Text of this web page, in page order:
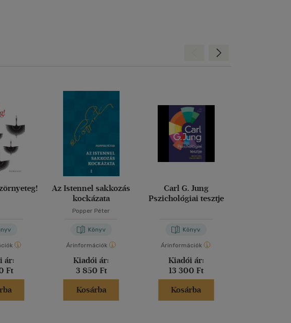
ár:
Ft
Az Istennel sakkozás
kockázata
Popper Péter
Könyv
Árinformációk
Kiadói ár:
3 850 Ft
Kosárba
Carl G. Jung
Pszichológiai tesztje
Könyv
Árinformációk
Kiadói ár:
13 300 Ft
Kosárba
Előre